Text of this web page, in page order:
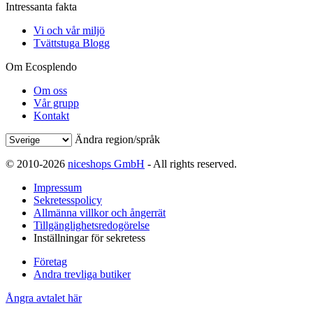
Intressanta fakta
Vi och vår miljö
Tvättstuga Blogg
Om Ecosplendo
Om oss
Vår grupp
Kontakt
Ändra region/språk
© 2010-2026 niceshops GmbH - All rights reserved.
Impressum
Sekretesspolicy
Allmänna villkor och ångerrät
Tillgänglighetsredogörelse
Inställningar för sekretess
Företag
Andra trevliga butiker
Ångra avtalet här